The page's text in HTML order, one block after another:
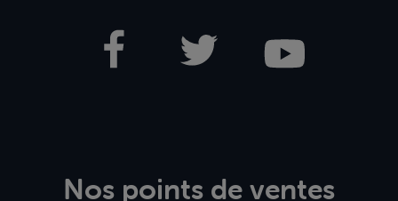
Nos points de ventes